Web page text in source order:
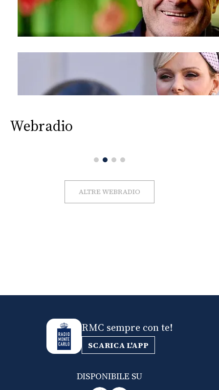
Webradio
ALTRE WEBRADIO
RMC sempre con te!
SCARICA L'APP
DISPONIBILE SU